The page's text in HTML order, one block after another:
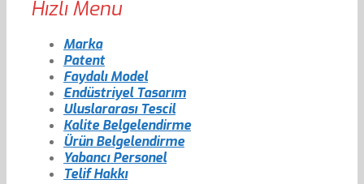
Hızlı Menu
Marka
Patent
Faydalı Model
Endüstriyel Tasarım
Uluslararası Tescil
Kalite Belgelendirme
Ürün Belgelendirme
Yabancı Personel
Telif Hakkı